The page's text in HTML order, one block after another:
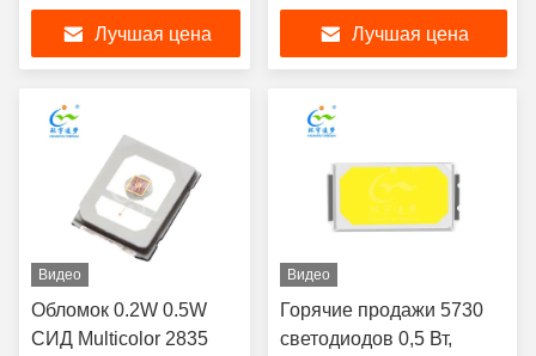
консистенцией цвета
Лучшая цена
Лучшая цена
Видео
Обломок 0.2W 0.5W
СИД Multicolor 2835
Видео
Горячие продажи 5730
светодиодов 0,5 Вт,